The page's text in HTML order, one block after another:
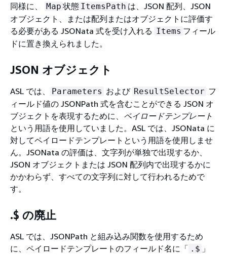
同様に、 Map 状態 ItemsPath は、JSON 配列、JSON
オブジェクト、または配列またはオブジェクトに評価す
る必要がある JSONata 式を受け入れる Items フィール
ドに置き換えられました。
JSON オブジェクト
ASL では、 Parameters および ResultSelector フ
ィールド値の JSONPath 式を含むことができる JSON オ
ブジェクトを表現するために、 ペイロードテンプレート
という用語を使用していました。ASL では、JSONata に
対してペイロードテンプレートという用語を使用しませ
ん。JSONata の評価は、文字列が単独で出現するか、
JSON オブジェクトまたは JSON 配列内で出現するかに
かかわらず、すべての文字列に対して行われるためで
す。
.$ の廃止
ASL では、JSONPath と組み込み関数を使用するため
に、ペイロードテンプレートのフィールド名に「 .$ 」